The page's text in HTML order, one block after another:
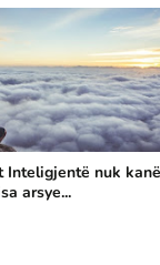
Inteligjentë nuk
arsye...